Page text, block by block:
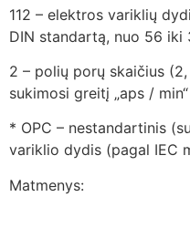
112 – elektros variklių
DIN standartą, nuo 56 iki
2 – polių porų skaičius
sukimosi greitį „aps /
* OPC – nestandartinis
variklio dydis (pagal IEC
Matmenys: